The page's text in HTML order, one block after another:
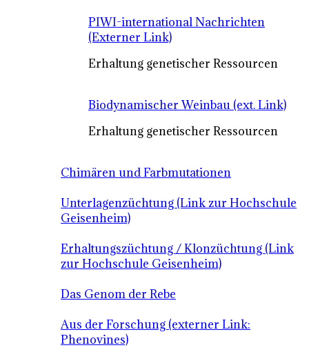
PIWI-international Nachrichten
(Externer Link)
Erhaltung genetischer Ressourcen
Biodynamischer Weinbau (ext. Link)
Erhaltung genetischer Ressourcen
Chimären und Farbmutationen
Unterlagenzüchtung (Link zur Hochschule
Geisenheim)
Erhaltungszüchtung / Klonzüchtung (Link
zur Hochschule Geisenheim)
Das Genom der Rebe
Aus der Forschung (externer Link:
Phenovines)